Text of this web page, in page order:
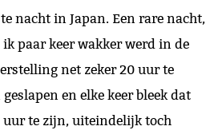
nacht in Japan. Een rare nacht,
paar keer wakker werd in de
net zeker 20 uur te
geslapen en elke keer bleek dat
uur te zijn, uiteindelijk toch